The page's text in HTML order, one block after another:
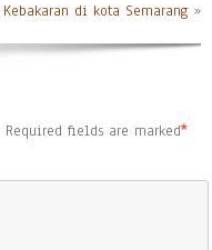
Kebakaran di kota Semarang »
Required fields are marked*